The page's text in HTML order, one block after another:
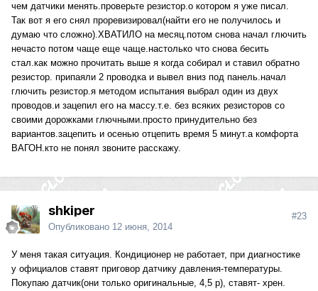
чем датчики менять.проверьте резистор.о котором я уже писал.
Так вот я его снял проревизировал(найти его не получилось и
думаю что сложно).ХВАТИЛО на месяц.потом снова начал глючить
нечасто потом чаще еще чаще.настолько что снова бесить
стал.как можно прочитать выше я когда собирал и ставил обратно
резистор. припаяли 2 проводка и вывел вниз под панель.начал
глючить резистор.я методом испытания выбрал один из двух
проводов.и зацепил его на массу.т.е. без всяких резисторов со
своими дорожками глючными.просто принудительно без
вариантов.зацепить и осенью отцепить время 5 минут.а комфорта
ВАГОН.кто не понял звоните расскажу.
shkiper
Опубликовано 12 июня, 2014
#23
У меня такая ситуация. Кондиционер не работает, при диагностике
у официалов ставят приговор датчику давления-температуры.
Покупаю датчик(они только оригинальные, 4,5 р), ставят- хрен.